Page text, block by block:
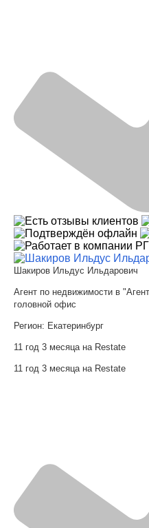
Шакиров Ильдус Ильдарович
Агент по недвижимости в
головной офис
Регион: Екатеринбург
11 год 3 месяца на Restate
11 год 3 месяца на Restate